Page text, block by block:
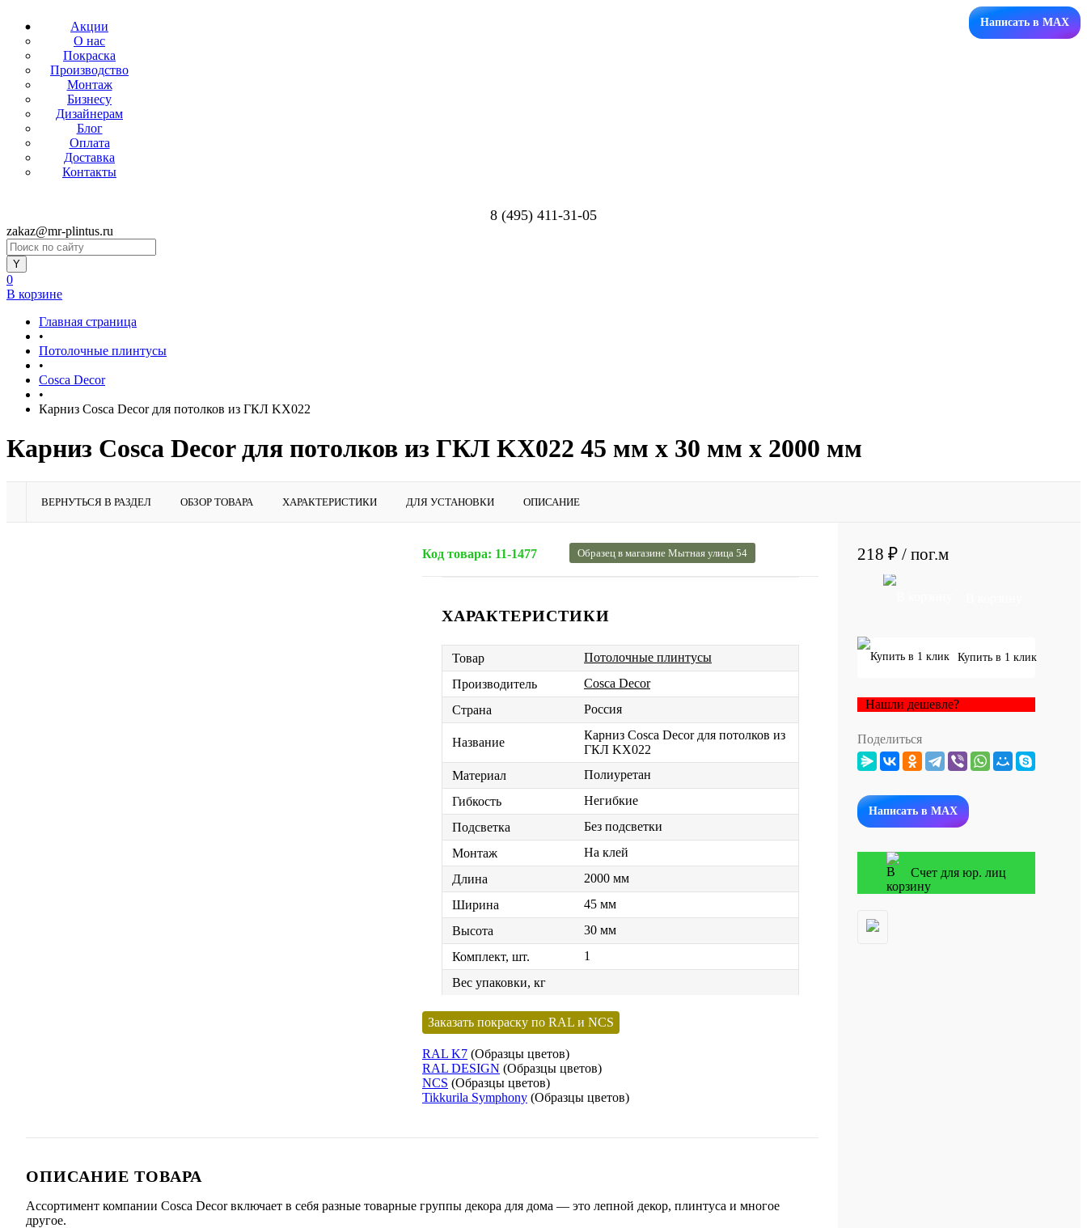
Акции
О нас
Покраска
Производство
Монтаж
Бизнесу
Дизайнерам
Блог
Оплата
Доставка
Контакты
Написать в MAX
8 (495) 411-31-05
zakaz@mr-plintus.ru
0
В корзине
Главная страница
•
Потолочные плинтусы
•
Cosca Decor
•
Карниз Cosca Decor для потолков из ГКЛ KX022
Карниз Cosca Decor для потолков из ГКЛ KX022 45 мм х 30 мм х 2000 мм
ВЕРНУТЬСЯ В РАЗДЕЛ ОБЗОР ТОВАРА ХАРАКТЕРИСТИКИ ДЛЯ УСТАНОВКИ ОПИСАНИЕ
Код товара: 11-1477 Образец в магазине Мытная улица 54
ХАРАКТЕРИСТИКИ
Товар
Потолочные плинтусы
Производитель
Cosca Decor
Страна
Россия
Название
Карниз Cosca Decor для потолков из
ГКЛ KX022
Материал
Полиуретан
Гибкость
Негибкие
Подсветка
Без подсветки
Монтаж
На клей
Длина
2000 мм
Ширина
45 мм
Высота
30 мм
Комплект, шт.
1
Вес упаковки, кг
Заказать покраску по RAL и NCS
RAL K7 (Образцы цветов)
RAL DESIGN (Образцы цветов)
NCS (Образцы цветов)
Tikkurila Symphony (Образцы цветов)
ОПИСАНИЕ ТОВАРА
Ассортимент компании Cosca Decor включает в себя разные товарные группы декора для дома — это лепной декор, плинтуса и многое
другое.
218 ₽ / пог.м
Купить в 1 клик
Нашли дешевле?
Поделиться
Написать в MAX
Счет для юр. лиц